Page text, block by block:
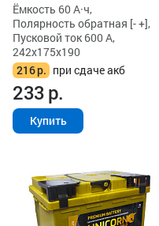
Ёмкость 60 А·ч,
Полярность обратная [- +],
Пусковой ток 600 А,
242x175x190
216р. при сдаче акб
233р.
Купить